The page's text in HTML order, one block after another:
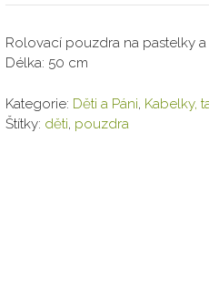
Rolovací pouzdra na pastelky a
Délka: 50 cm
Kategorie: Děti a Páni, Kabelky,
Štítky: děti, pouzdra